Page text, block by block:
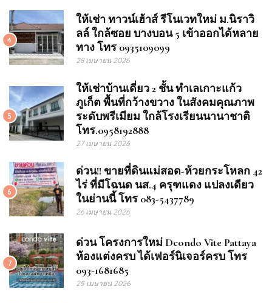
4
ให้เช่า ทาวน์เฮ้าส์ รีโนเวทใหม่ ม.นิราวิ
ลล์ ใกล้ซอย บางบอน 5 เข้าออกได้หลาย
ทาง โทร 0935109099
28 เมษายน 2026
5
ให้เช่าบ้านเดี่ยว 2 ชั้น ทำเลเกาะแก้ว
ภูเก็ต พื้นที่กว้างขวาง ในสังคมคุณภาพ
ระดับพรีเมียม ใกล้โรงเรียนนานาชาติ
โทร.0958192888
27 เมษายน 2026
6
ด่วน!! ขายที่ดินแม่สอด-ห้วยกระโหลก 42
ไร่ ที่มีโฉนด นส.4 ครุฑแดง แปลงเดียว
ในย่านนี้ โทร 083-5437789
26 เมษายน 2026
7
ด่วน โครงการใหม่ Dcondo Vite Pattaya
ห้องแต่งครบ ได้เฟอร์นิเจอร์ครบ โทร
093-1681685
25 เมษายน 2026